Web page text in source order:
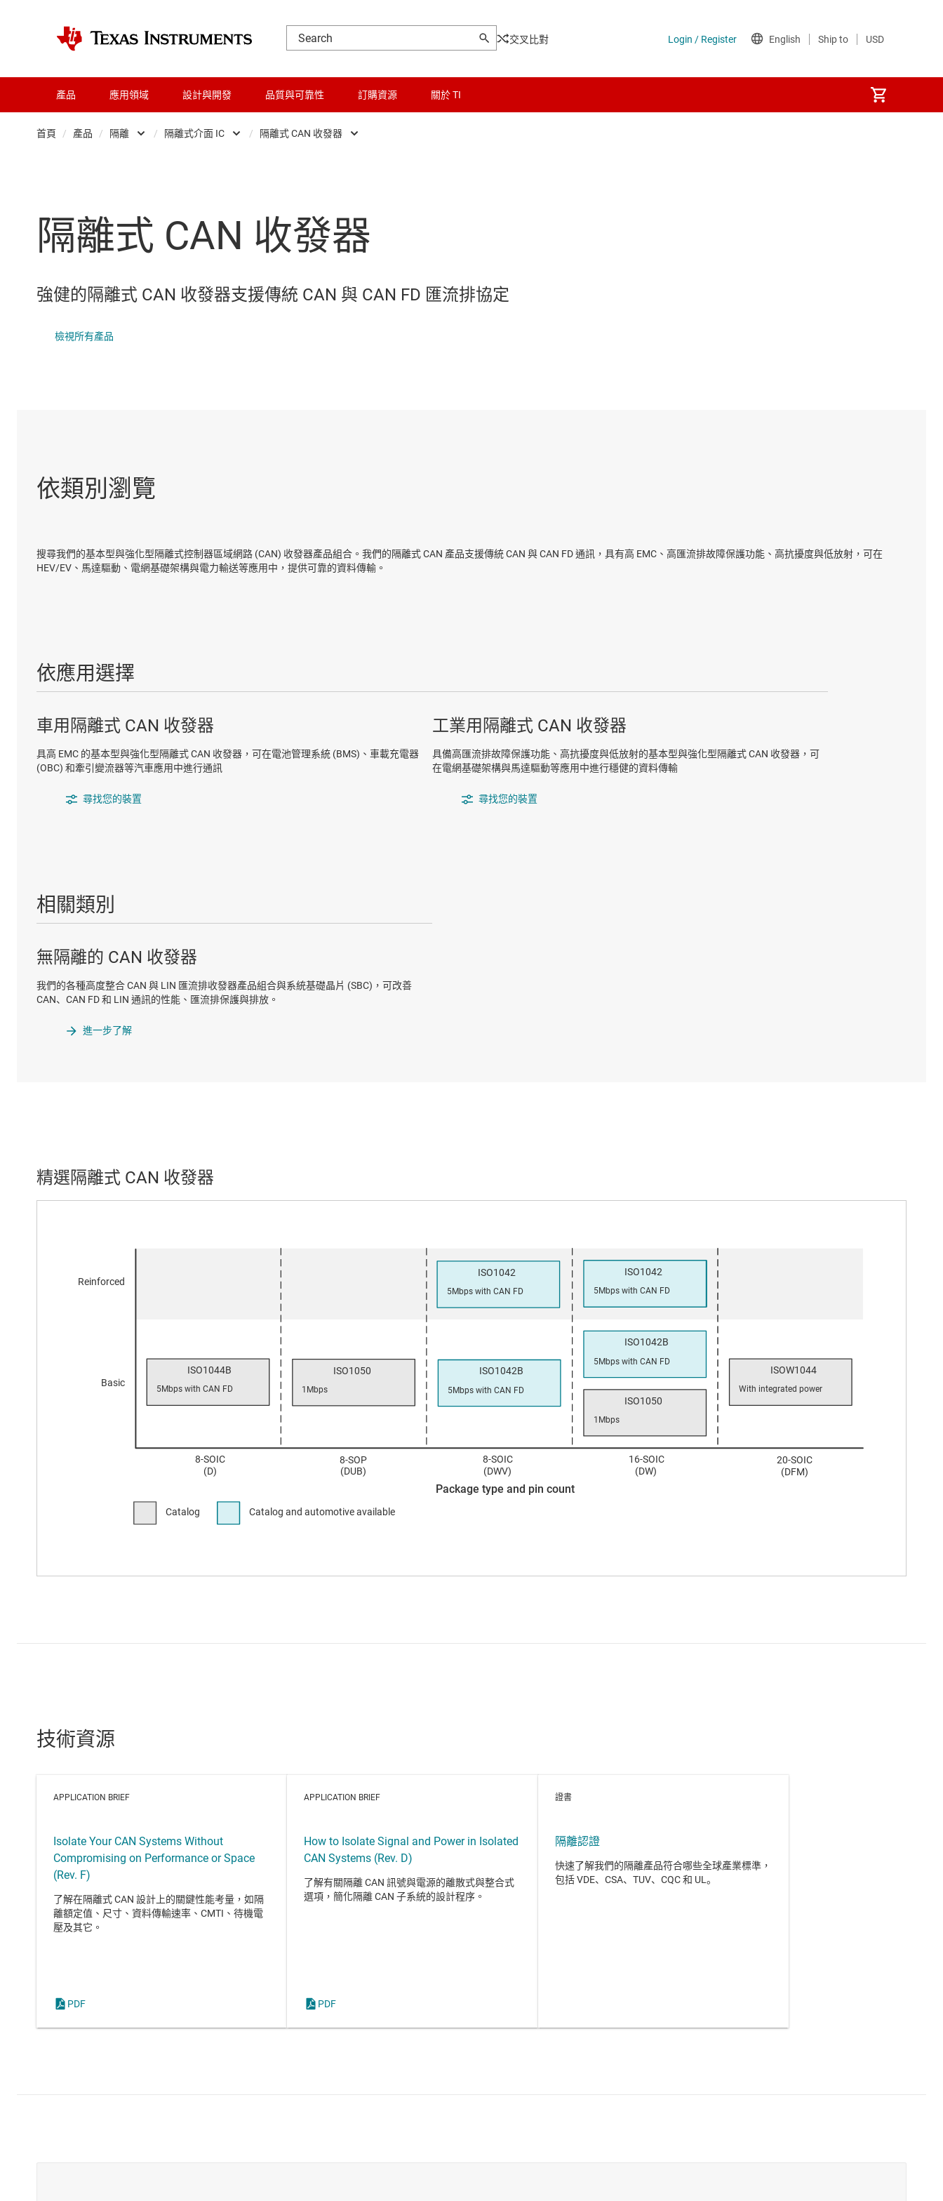
交叉比對
產品 應用領域 設計與開發 品質與可靠性 訂購資源 關於 TI
首頁 / 產品 / 隔離
時鐘與計時
晶粒與晶圓服務
馬達驅動器
射頻 (RF) 與微波
/ 隔離式介面 IC
隔離式放大器
隔離式比較器
隔離式閘極驅動器 固態繼電器
/ 隔離式 CAN 收發器
隔離式數位輸入
隔離式 LVDS 緩衝器
隔離式 RS-485 收發器
隔離式 CAN 收發器
強健的隔離式 CAN 收發器支援傳統 CAN 與 CAN FD 匯流排協定
檢視所有產品
依類別瀏覽
搜尋我們的基本型與強化型隔離式控制器區域網路 (CAN) 收發器產品組合。我們的隔離式 CAN 產品支援傳統 CAN 與 CAN FD 通訊，具有高 EMC、高匯流排故障保護功能、高抗擾度與低放射，可在
HEV/EV、馬達驅動、電網基礎架構與電力輸送等應用中，提供可靠的資料傳輸。
依應用選擇
車用隔離式 CAN 收發器
具高 EMC 的基本型與強化型隔離式 CAN 收發器，可在電池管理系統 (BMS)、車載充電器
(OBC) 和牽引變流器等汽車應用中進行通訊
尋找您的裝置
工業用隔離式 CAN 收發器
具備高匯流排故障保護功能、高抗擾度與低放射的基本型與強化型隔離式 CAN 收發器，可
在電網基礎架構與馬達驅動等應用中進行穩健的資料傳輸
尋找您的裝置
相關類別
無隔離的 CAN 收發器
我們的各種高度整合 CAN 與 LIN 匯流排收發器產品組合與系統基礎晶片 (SBC)，可改善
CAN、CAN FD 和 LIN 通訊的性能、匯流排保護與排放。
進一步了解
精選隔離式 CAN 收發器
技術資源
APPLICATION BRIEF
Isolate Your CAN Systems Without
Compromising on Performance or Space
(Rev. F)
了解在隔離式 CAN 設計上的關鍵性能考量，如隔
離額定值、尺寸、資料傳輸速率、CMTI、待機電
壓及其它。
PDF
APPLICATION BRIEF
How to Isolate Signal and Power in Isolated
CAN Systems (Rev. D)
了解有關隔離 CAN 訊號與電源的離散式與整合式
選項，簡化隔離 CAN 子系統的設計程序。
PDF
證書
隔離認證
快速了解我們的隔離產品符合哪些全球產業標準，
包括 VDE、CSA、TUV、CQC 和 UL。